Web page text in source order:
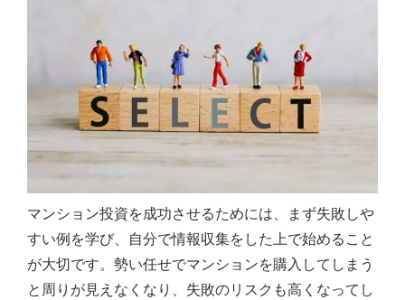
マンション投資を成功させるためには、まず失敗しや
すい例を学び、自分で情報収集をした上で始めること
が大切です。勢い任せでマンションを購入してしまう
と周りが見えなくなり、失敗のリスクも高くなってし